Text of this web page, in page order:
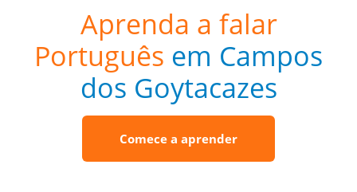
Aprenda a falar
Português em Campos
dos Goytacazes
Comece a aprender